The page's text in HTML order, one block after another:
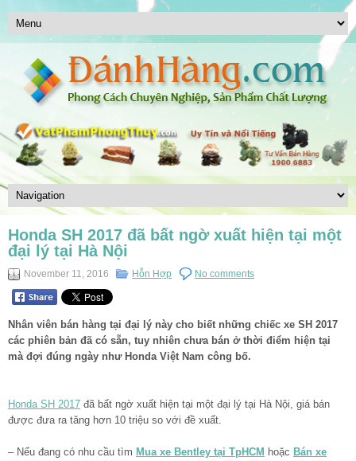
Honda SH 2017 đã bất ngờ xuất hiện tại một
đại lý tại Hà Nội
November 11, 2016 Hỗn Hợp No comments
Nhân viên bán hàng tại đại lý này cho biết những chiếc xe SH 2017
các phiên bản đã có sẵn, tuy nhiên chưa bán ở thời điểm hiện tại
mà đợi đúng ngày như Honda Việt Nam công bố.
Honda SH 2017 đã bất ngờ xuất hiện tại một đại lý tại Hà Nội, giá bán
được đưa ra tăng hơn 10 triệu so với đề xuất.
– Nếu đang có nhu cầu tìm Mua xe Bentley tại TpHCM hoặc Bán xe